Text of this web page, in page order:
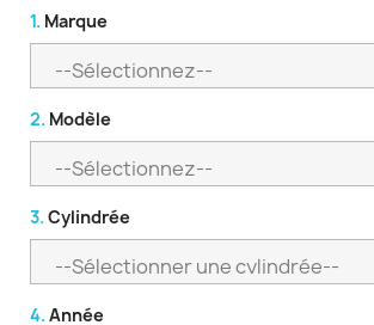
1. Marque
2. Modèle
3. Cylindrée
4. Année